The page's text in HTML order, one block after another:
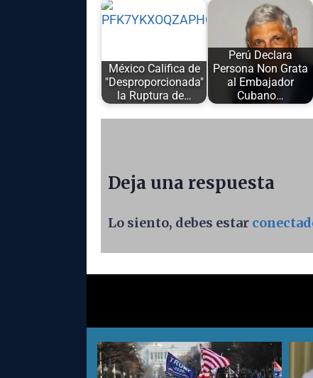
México Califica de
"Desproporcionada"
la Ruptura de…
Perú Declara
Persona Non Grata
al Embajador
Cubano…
Deja una respuesta
Lo siento, debes estar